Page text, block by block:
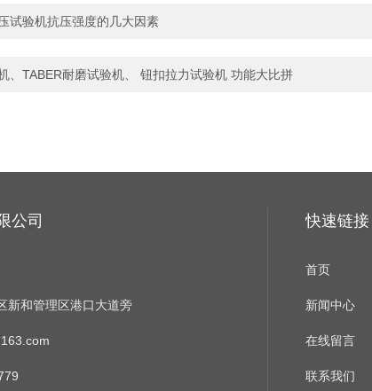
试验机抗压强度的几大因素
、TABER耐磨试验机、 钮扣拉力试验机 功能大比拼
公司
新和管理区港口大道旁
快速链接
首页
新闻中心
在线留言
联系我们